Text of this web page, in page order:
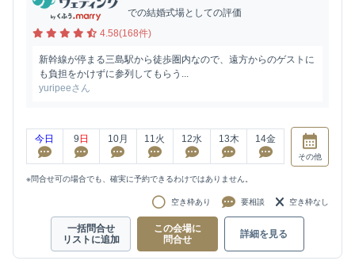
での結婚式場としての評価
4.58(168件)
新幹線が停まる三島駅から徒歩圏内なので、遠方からのゲストに
も負担をかけずに参列してもらう...
yuripeeさん
今日 9 日 10月 11火 12水 13木 14金
その他
※問合せ可の場合でも、確実に予約できるわけではありません。
空き枠あり 要相談 空き枠なし
一括問合せ
リストに追加
この会場に
問合せ
詳細を見る